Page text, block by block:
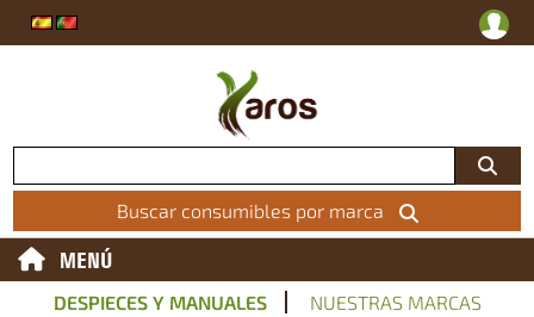
Buscar consumibles por marca
MENÚ
DESPIECES Y MANUALES NUESTRAS MARCAS